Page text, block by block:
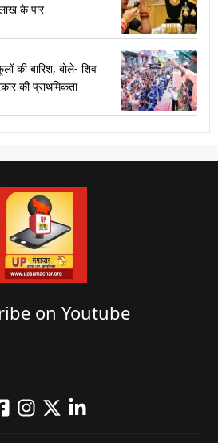
के पार
की बारिश, बोले- शिव
की प्राथमिकता
on Youtube​